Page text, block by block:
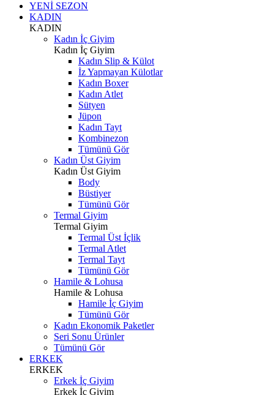
YENİ SEZON
KADIN
KADIN
Kadın İç Giyim
Kadın İç Giyim
Kadın Slip & Külot
İz Yapmayan Külotlar
Kadın Boxer
Kadın Atlet
Sütyen
Jüpon
Kadın Tayt
Kombinezon
Tümünü Gör
Kadın Üst Giyim
Kadın Üst Giyim
Body
Büstiyer
Tümünü Gör
Termal Giyim
Termal Giyim
Termal Üst İçlik
Termal Atlet
Termal Tayt
Tümünü Gör
Hamile & Lohusa
Hamile & Lohusa
Hamile İç Giyim
Tümünü Gör
Kadın Ekonomik Paketler
Seri Sonu Ürünler
Tümünü Gör
ERKEK
ERKEK
Erkek İç Giyim
Erkek İç Giyim